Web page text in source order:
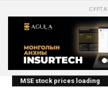
MSE stock prices loading